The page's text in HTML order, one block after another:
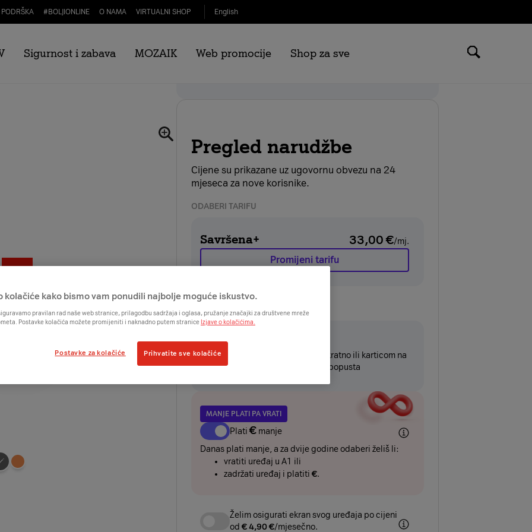
PODRŠKA #BOLJIONLINE O NAMA VIRTUALNI SHOP English
Sigurnost i zabava MOZAIK Web promocije Shop za sve
Odaberite
Pregled narudžbe
Cijene su prikazane uz ugovornu obvezu na 24
mjeseca za nove korisnike.
ODABERI TARIFU
Savršena+ 33,00€/mj.
Promijeni tarifu
UREĐAJ
€odmah
Želim uređaj platiti jednokratno ili karticom na
popusta
MANJE PLATI PA VRATI
Plati€ manje
Danas plati manje, a za dvije godine odaberi želiš li:
vratiti uređaj u A1 ili
zadržati uređaj i platiti €.
Želim osigurati ekran svog uređaja po cijeni
od € 4,90€/mjesečno.
kolačiće kako bismo vam ponudili najbolje moguće iskustvo.
pravilan rad naše web stranice, prilagodbu sadržaja i oglasa, pružanje značajki za društvene mreže
Postavke kolačića možete promijeniti i naknadno putem stranice Izjave o kolačićima.
Postavke za kolačiće Prihvatite sve kolačiće